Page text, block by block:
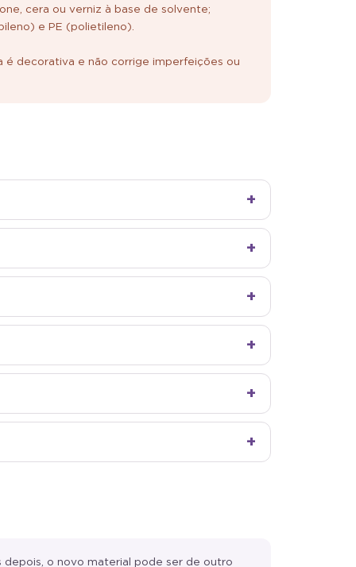
cera ou verniz à base de solvente;
e PE (polietileno).
é decorativa e não corrige imperfeições ou
depois, o novo material pode ser de outro